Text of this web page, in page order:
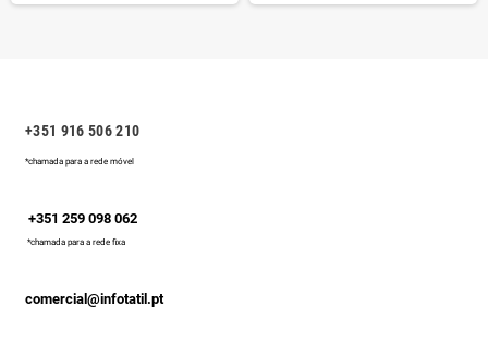
+351 916 506 210
*chamada para a rede móvel
+351 259 098 062
*chamada para a rede fixa
comercial@infotatil.pt